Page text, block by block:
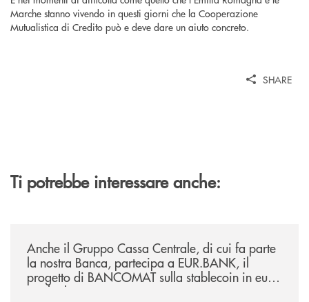
Marche stanno vivendo in questi giorni che la Cooperazione
Mutualistica di Credito può e deve dare un aiuto concreto.
SHARE
Ti potrebbe interessare anche:
Anche il Gruppo Cassa Centrale, di cui fa parte
la nostra Banca, partecipa a EUR.BANK, il
progetto di BANCOMAT sulla stablecoin in euro
e sul relativo ecosistema